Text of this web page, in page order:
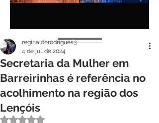
Secretaria da Mulher em
Barreirinhas é referência no
acolhimento na região dos
Lençóis
reginaldorodrigues3
4 de jul. de 2024
Avaliado com NaN de 5 estrelas.